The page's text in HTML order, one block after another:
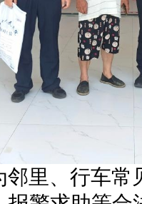
邻里、行车